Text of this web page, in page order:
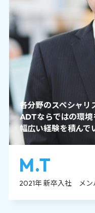
各分野のスペシャリ
ADTならではの環境
幅広い経験を積んで
M.T
2021年 新卒入社 メン